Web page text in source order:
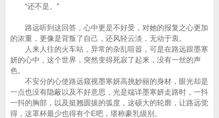
“还不是。”
路远听到这回答，心中更是不好受，对她的报复之心更加
的浓重，更像是背叛了自己，还风轻云淡，无动于衷。
人来人往的火车站，异常的杂乱喧嚣，可是在路远跟墨寒
妍的心中，这个世界，突然变得死寂了起来，没有一丝的声
色。
不安分的心使路远窥视墨寒妍高挑妙丽的身材，眼光却是
一点也没有隐蔽以及不好意思，光是端详墨寒妍走路时，一抖
一抖的胸部，以及挺翘圆拔的弧度，这硕大的轮廓，让路远觉
得，这罩杯最少也得有个E吧，堪称豪乳级别。